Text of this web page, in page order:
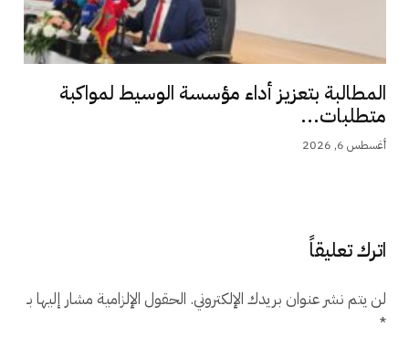
المطالبة بتعزيز أداء مؤسسة الوسيط لمواكبة
متطلبات...
أغسطس 6, 2026
اترك تعليقاً
لن يتم نشر عنوان بريدك الإلكتروني. الحقول الإلزامية مشار إليها بـ
*